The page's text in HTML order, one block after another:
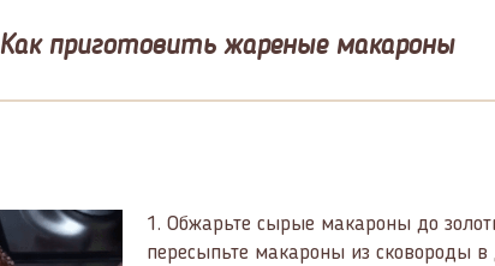
Как приготовить жареные макароны
1. Обжарьте сырые макароны до
пересыпьте макароны из сковороды